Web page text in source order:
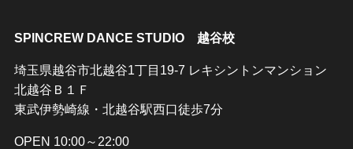
SPINCREW DANCE STUDIO 越谷校
埼玉県越谷市北越谷1丁目19-7 レキシントンマンション
北越谷Ｂ１Ｆ
東武伊勢崎線・北越谷駅西口徒歩7分
OPEN 10:00～22:00